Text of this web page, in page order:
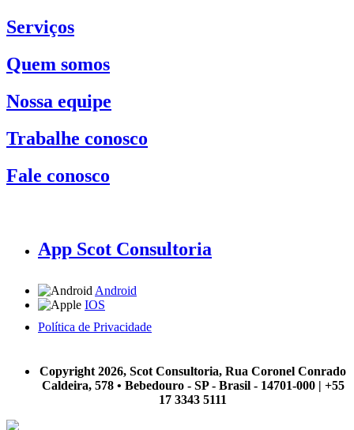
Serviços
Quem somos
Nossa equipe
Trabalhe conosco
Fale conosco
App Scot Consultoria
Android
IOS
Política de Privacidade
Copyright 2026, Scot Consultoria, Rua Coronel Conrado
Caldeira, 578 • Bebedouro - SP - Brasil - 14701-000 | +55
17 3343 5111